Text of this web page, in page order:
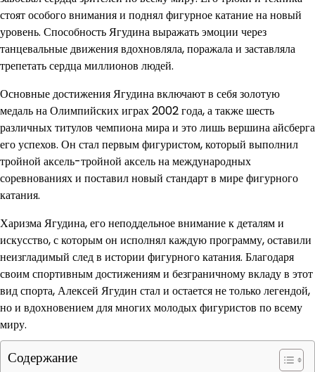
стоят особого внимания и поднял фигурное катание на новый
уровень. Способность Ягудина выражать эмоции через
танцевальные движения вдохновляла, поражала и заставляла
трепетать сердца миллионов людей.
Основные достижения Ягудина включают в себя золотую
медаль на Олимпийских играх 2002 года, а также шесть
различных титулов чемпиона мира и это лишь вершина айсберга
его успехов. Он стал первым фигуристом, который выполнил
тройной аксель-тройной аксель на международных
соревнованиях и поставил новый стандарт в мире фигурного
катания.
Харизма Ягудина, его неподдельное внимание к деталям и
искусство, с которым он исполнял каждую программу, оставили
неизгладимый след в истории фигурного катания. Благодаря
своим спортивным достижениям и безграничному вкладу в этот
вид спорта, Алексей Ягудин стал и остается не только легендой,
но и вдохновением для многих молодых фигуристов по всему
миру.
Содержание